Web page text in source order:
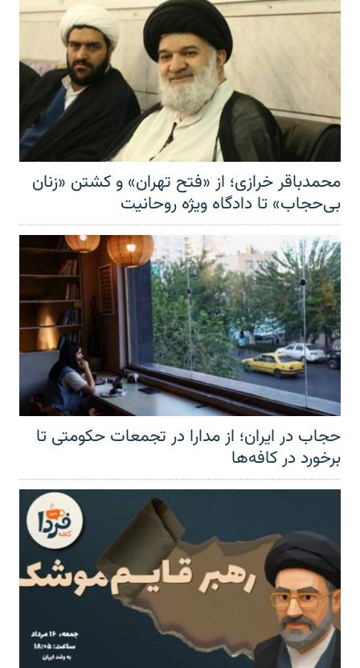
محمدباقر خرازی؛ از «فتح تهران» و کشتن «زنان
بی‌حجاب» تا دادگاه ویژه روحانیت
حجاب در ایران؛ از مدارا در تجمعات حکومتی تا
برخورد در کافه‌ها